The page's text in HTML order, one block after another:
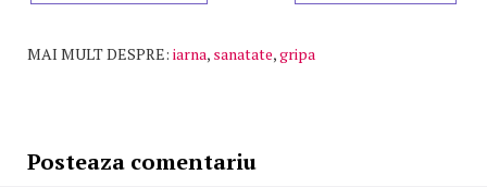
MAI MULT DESPRE: iarna, sanatate,gripa
Posteaza comentariu